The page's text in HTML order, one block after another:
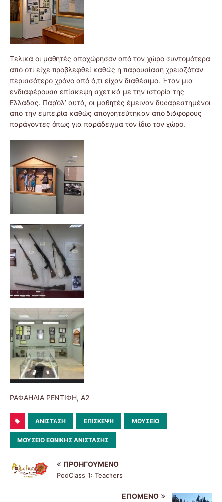
Τελικά οι μαθητές αποχώρησαν από τον χώρο συντομότερα
από ότι είχε προβλεφθεί καθώς η παρουσίαση χρειαζόταν
περισσότερο χρόνο από ό,τι είχαν διαθέσιμο. Ήταν μια
ενδιαφέρουσα επίσκεψη σχετικά με την ιστορία της
Ελλάδας. Παρ’όλ’ αυτά, οι μαθητές έμειναν δυσαρεστημένοι
από την εμπειρία καθώς απογοητεύτηκαν από διάφορους
παράγοντες όπως για παράδειγμα τον ίδιο τον χώρο.
ΡΑΦΑΗΛΙΑ ΡΕΝΤΙΦΗ, Α2
ΑΝΊΣΤΑΣΗ ΕΠΊΣΚΕΨΗ ΜΟΥΣΕΊΟ
ΜΟΥΣΕΊΟ ΕΘΝΙΚΉΣ ΑΝΊΣΤΑΣΗΣ
ΠΡΟΗΓΟΎΜΕΝΟ
PodClass_1: Teachers
ΕΠΌΜΕΝΟ